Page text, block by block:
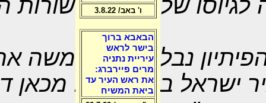
של נתניהו לשורות
נבלע על ידי משה
ישראל בוושינגטון. מכאן
ו' באב/ 3.8.22
הבאבא ברוך
בישר לראש
עיריית נתניה
מרים פיירברג:
את ראש העיר עד
ביאת המשיח